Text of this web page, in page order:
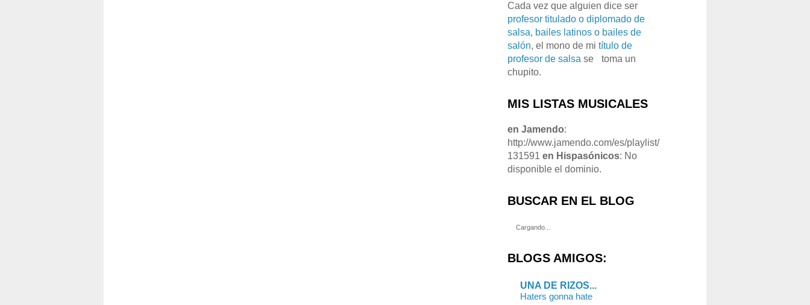
Cada vez que alguien dice ser
profesor titulado o diplomado de
salsa, bailes latinos o bailes de
salón, el mono de mi título de
profesor de salsa se
toma un
chupito.
MIS LISTAS MUSICALES
en Jamendo:
http://www.jamendo.com/es/playlist/
131591 en Hispasónicos: No
disponible el dominio.
BUSCAR EN EL BLOG
Cargando...
BLOGS AMIGOS:
UNA DE RIZOS...
Haters gonna hate